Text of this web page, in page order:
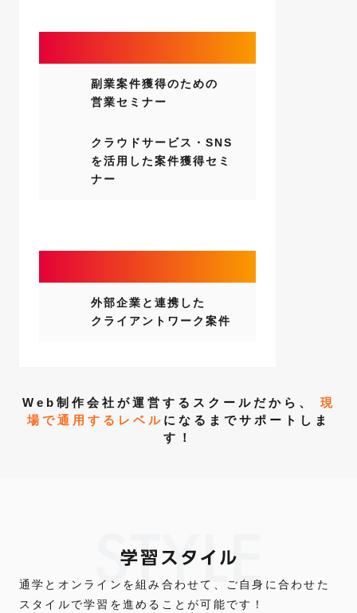
副業案件獲得のための
営業セミナー
クラウドサービス・SNS
を活用した案件獲得セミ
ナー
外部企業と連携した
クライアントワーク案件
Web制作会社が運営するスクールだから、
現
場で通用するレベル になるまでサポートしま
す！
STYLE
通学とオンラインを組み合わせて、ご自身に合わせた
スタイルで学習を進めることが可能です！